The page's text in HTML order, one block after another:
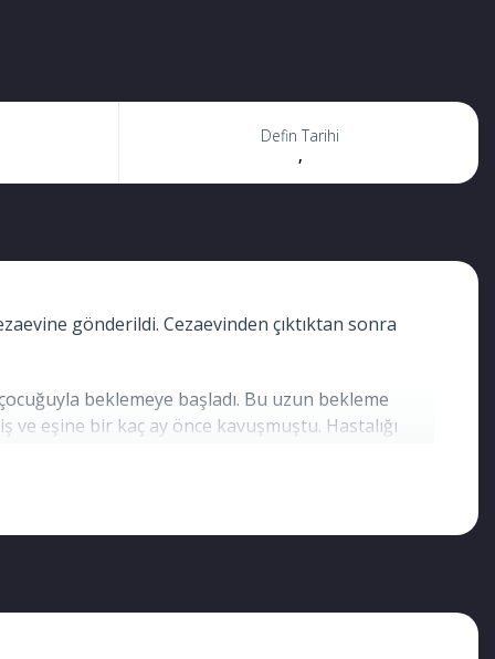
Defin Tarihi
,
gönderildi. Cezaevinden çıktıktan sonra
beklemeye başladı. Bu uzun bekleme
ve eşine bir kaç ay önce kavuşmuştu. Hastalığı